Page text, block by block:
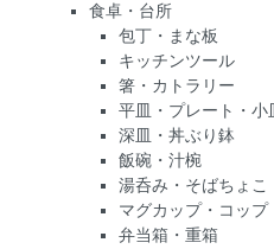
食卓・台所
包丁・まな板
キッチンツール
箸・カトラリー
平皿・プレート・小
深皿・丼ぶり鉢
飯碗・汁椀
湯呑み・そばちょこ
マグカップ・コップ
弁当箱・重箱